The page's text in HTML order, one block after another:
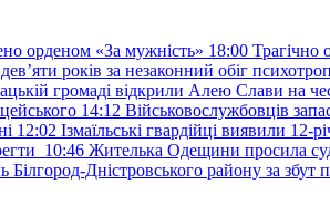
орденом «За мужність» 18:00 Трагічно
років за незаконний обіг
громаді відкрили Алею Слави на
14:12 Військовослужбовців
12:02 Ізмаїльські гвардійці виявили 12-
10:46 Жителька Одещини просила суд
Білгород-Дністровського району за збут